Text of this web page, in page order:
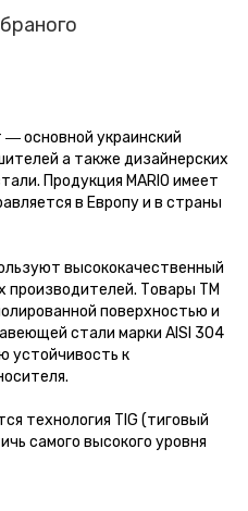
― основной украинский
а также дизайнерских
Продукция MARIO имеет
в Европу и в страны
высококачественный
производителей. Товары ТМ
поверхностью и
стали марки AISI 304
устойчивость к
технология TIG (тиговый
самого высокого уровня